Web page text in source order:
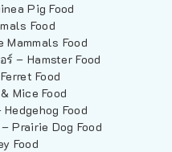
Pig Food
Food
Mammals Food
– Hamster Food
Food
Mice Food
Food
Prairie Dog Food
Food